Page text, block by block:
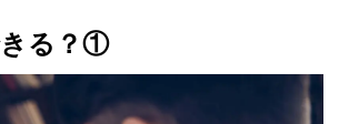
きる？①